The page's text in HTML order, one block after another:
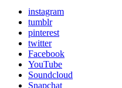
instagram
tumblr
pinterest
twitter
Facebook
YouTube
Soundcloud
Snapchat